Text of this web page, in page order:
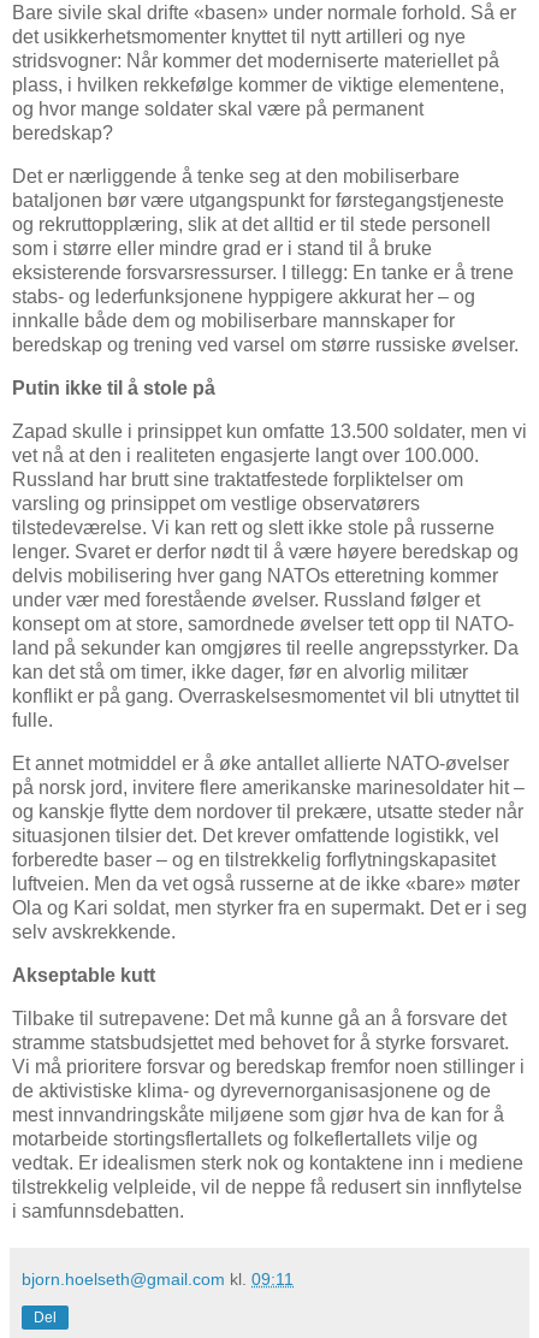
Bare sivile skal drifte «basen» under normale forhold. Så er
det usikkerhetsmomenter knyttet til nytt artilleri og nye
stridsvogner: Når kommer det moderniserte materiellet på
plass, i hvilken rekkefølge kommer de viktige elementene,
og hvor mange soldater skal være på permanent
beredskap?
Det er nærliggende å tenke seg at den mobiliserbare
bataljonen bør være utgangspunkt for førstegangstjeneste
og rekruttopplæring, slik at det alltid er til stede personell
som i større eller mindre grad er i stand til å bruke
eksisterende forsvarsressurser. I tillegg: En tanke er å trene
stabs- og lederfunksjonene hyppigere akkurat her – og
innkalle både dem og mobiliserbare mannskaper for
beredskap og trening ved varsel om større russiske øvelser.
Putin ikke til å stole på
Zapad skulle i prinsippet kun omfatte 13.500 soldater, men vi
vet nå at den i realiteten engasjerte langt over 100.000.
Russland har brutt sine traktatfestede forpliktelser om
varsling og prinsippet om vestlige observatørers
tilstedeværelse. Vi kan rett og slett ikke stole på russerne
lenger. Svaret er derfor nødt til å være høyere beredskap og
delvis mobilisering hver gang NATOs etteretning kommer
under vær med forestående øvelser. Russland følger et
konsept om at store, samordnede øvelser tett opp til NATO-
land på sekunder kan omgjøres til reelle angrepsstyrker. Da
kan det stå om timer, ikke dager, før en alvorlig militær
konflikt er på gang. Overraskelsesmomentet vil bli utnyttet til
fulle.
Et annet motmiddel er å øke antallet allierte NATO-øvelser
på norsk jord, invitere flere amerikanske marinesoldater hit –
og kanskje flytte dem nordover til prekære, utsatte steder når
situasjonen tilsier det. Det krever omfattende logistikk, vel
forberedte baser – og en tilstrekkelig forflytningskapasitet
luftveien. Men da vet også russerne at de ikke «bare» møter
Ola og Kari soldat, men styrker fra en supermakt. Det er i seg
selv avskrekkende.
Akseptable kutt
Tilbake til sutrepavene: Det må kunne gå an å forsvare det
stramme statsbudsjettet med behovet for å styrke forsvaret.
Vi må prioritere forsvar og beredskap fremfor noen stillinger i
de aktivistiske klima- og dyrevernorganisasjonene og de
mest innvandringskåte miljøene som gjør hva de kan for å
motarbeide stortingsflertallets og folkeflertallets vilje og
vedtak. Er idealismen sterk nok og kontaktene inn i mediene
tilstrekkelig velpleide, vil de neppe få redusert sin innflytelse
i samfunnsdebatten.
bjorn.hoelseth@gmail.com kl. 09:11
Del